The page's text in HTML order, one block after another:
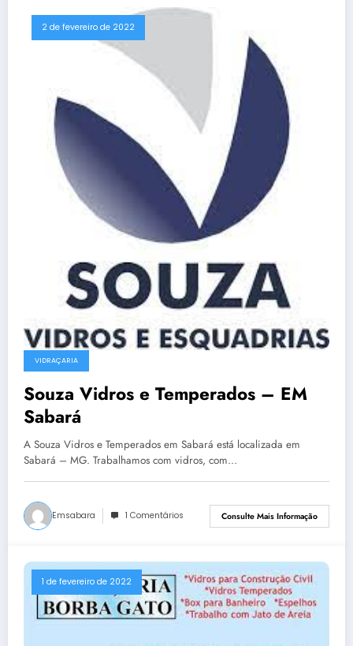
2 de fevereiro de 2022
VIDRAÇARIA
Souza Vidros e Temperados – EM
Sabará
A Souza Vidros e Temperados em Sabará está localizada em
Sabará – MG. Trabalhamos com vidros, com…
Emsabara 1 Comentários Consulte Mais Informação
1 de fevereiro de 2022